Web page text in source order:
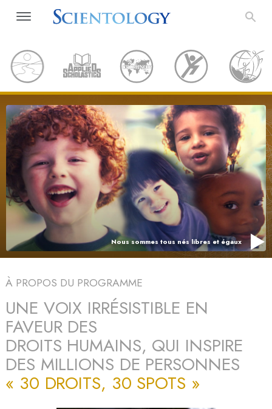
Nous sommes tous nés libres et égaux
À PROPOS DU PROGRAMME
UNE VOIX IRRÉSISTIBLE EN
FAVEUR DES
DROITS HUMAINS, QUI INSPIRE
DES MILLIONS DE PERSONNES
« 30 DROITS, 30 SPOTS »